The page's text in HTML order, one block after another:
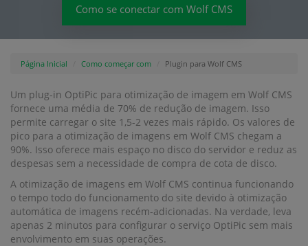
Como se conectar com Wolf CMS
Página Inicial Como começar com Plugin para Wolf CMS
Um plug-in OptiPic para otimização de imagem em Wolf CMS
fornece uma média de 70% de redução de imagem. Isso
permite carregar o site 1,5-2 vezes mais rápido. Os valores de
pico para a otimização de imagens em Wolf CMS chegam a
90%. Isso oferece mais espaço no disco do servidor e reduz as
despesas sem a necessidade de compra de cota de disco.
A otimização de imagens em Wolf CMS continua funcionando
o tempo todo do funcionamento do site devido à otimização
automática de imagens recém-adicionadas. Na verdade, leva
apenas 2 minutos para configurar o serviço OptiPic sem mais
envolvimento em suas operações.